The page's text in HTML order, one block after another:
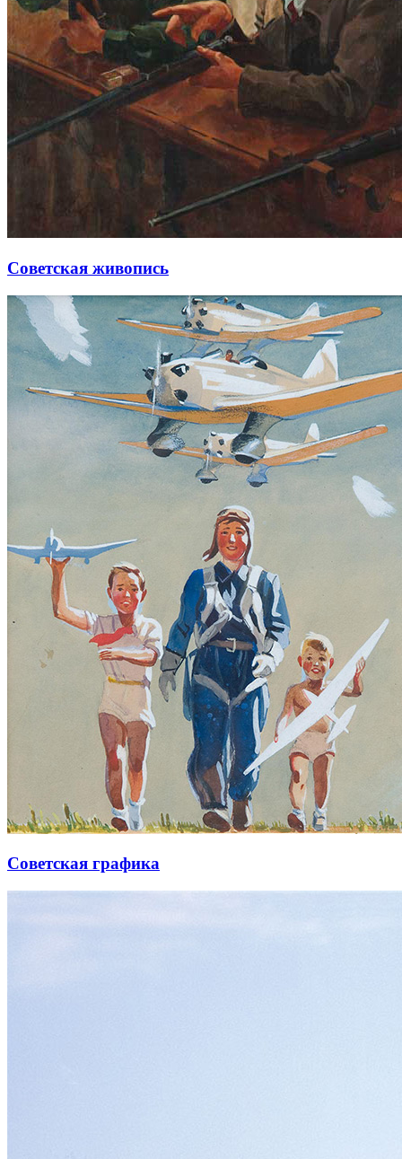
Советская живопись
Советская графика